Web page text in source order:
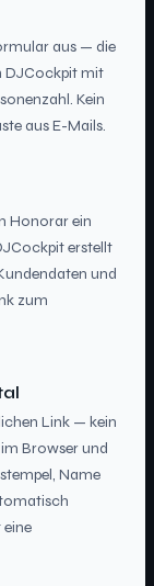
aus — die
DJCockpit mit
Kein
aus E-Mails.
Honorar ein
erstellt
und
zum
Link — kein
Browser und
Name